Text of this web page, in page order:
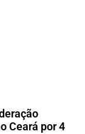
Ceará por 4